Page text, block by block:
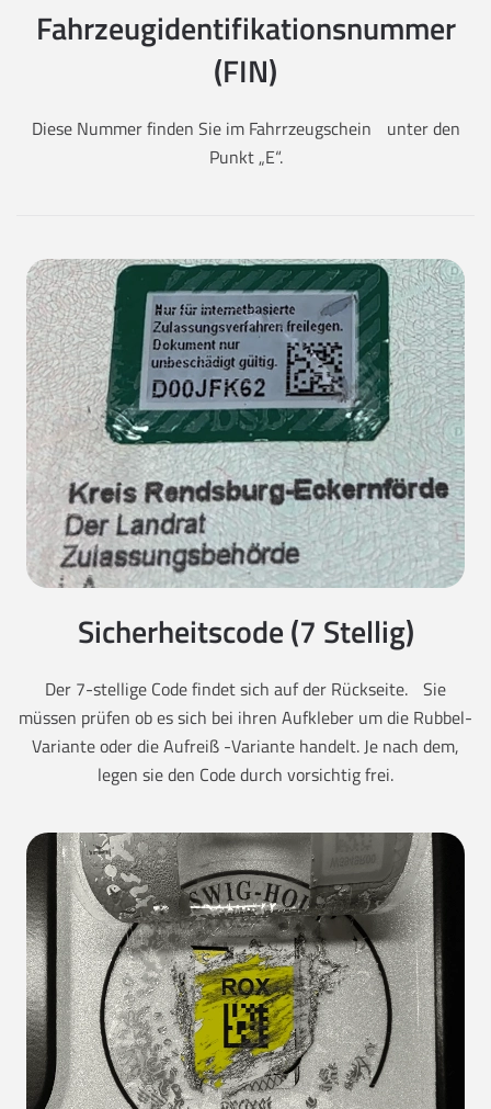
Fahrzeugidentifikationsnummer
(FIN)
Diese Nummer finden Sie im Fahrrzeugschein unter den
Punkt „E“.
Sicherheitscode (7 Stellig)
Der 7-stellige Code findet sich auf der Rückseite. Sie
müssen prüfen ob es sich bei ihren Aufkleber um die Rubbel-
Variante oder die Aufreiß -Variante handelt. Je nach dem,
legen sie den Code durch vorsichtig frei.